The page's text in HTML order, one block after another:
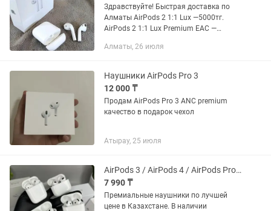
Здравствуйте! Быстрая доставка по
Алматы AirPods 2 1:1 Lux —5000тг.
AirPods 2 1:1 Lux Premium EAC —
EAC — 6990тг (Отличное качество
Алматы, 26 июля
Наушники AirPods Pro 3
12 000 ₸
Продам AirPods Pro 3 ANC premium
качество в подарок чехол
Атырау, 25 июля
AirPods 3 / AirPods 4 / AirPods Pro 2 Premium 1в1 - Эйрподс Apple Эпл
7 990 ₸
Премиальные наушники по лучшей
цене в Казахстане. В наличии